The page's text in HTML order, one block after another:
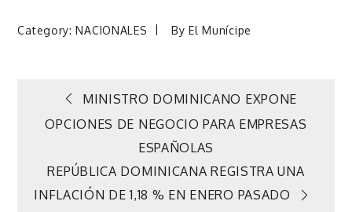
Category:NACIONALES ByEl Munícipe
Navegación
entradas
MINISTRO DOMINICANO EXPONE
OPCIONES DE NEGOCIO PARA EMPRESAS
ESPAÑOLAS
REPÚBLICA DOMINICANA REGISTRA UNA
INFLACIÓN DE 1,18 % EN ENERO PASADO